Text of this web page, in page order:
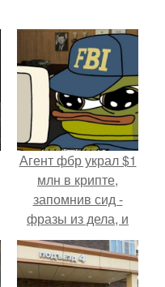
Агент фбр украл $1
млн в крипте,
запомнив сид -
фразы из дела, и
советовался с
Chatgpt, как их
потратить.